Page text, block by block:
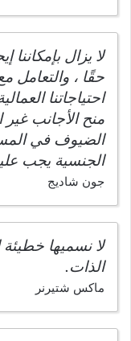
لا يزال
حقًا ، والتعامل
احتياجاتنا
منح الأجانب غير
الضيوف في
الجنسية يجب
جون شاديج
لا نسميها خطيئة
الذات.
ماكس شتيرنر